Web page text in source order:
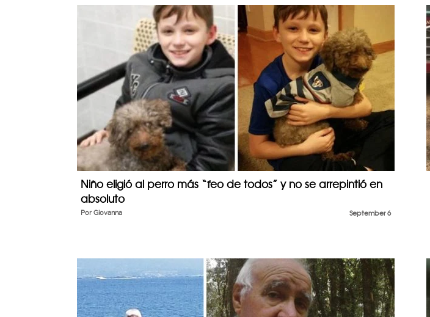
Niño eligió al perro más “feo de todos” y no se arrepintió en
absoluto
September 6
Por Giovanna